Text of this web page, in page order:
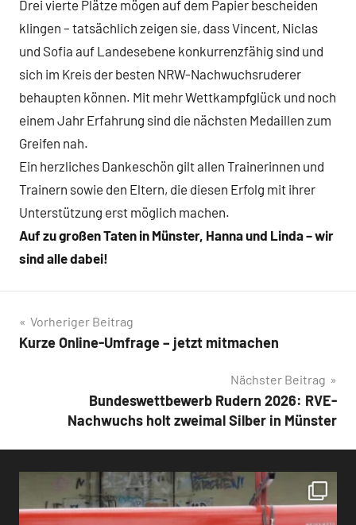
Drei vierte Plätze mögen auf dem Papier bescheiden
klingen – tatsächlich zeigen sie, dass Vincent, Niclas
und Sofia auf Landesebene konkurrenzfähig sind und
sich im Kreis der besten NRW-Nachwuchsruderer
behaupten können. Mit mehr Wettkampfglück und noch
einem Jahr Erfahrung sind die nächsten Medaillen zum
Greifen nah.
Ein herzliches Dankeschön gilt allen Trainerinnen und
Trainern sowie den Eltern, die diesen Erfolg mit ihrer
Unterstützung erst möglich machen.
Auf zu großen Taten in Münster, Hanna und Linda – wir
sind alle dabei!
Beitragsnavigation
Vorheriger Beitrag
Kurze Online-Umfrage – jetzt mitmachen
Nächster Beitrag
Bundeswettbewerb Rudern 2026: RVE-
Nachwuchs holt zweimal Silber in Münster